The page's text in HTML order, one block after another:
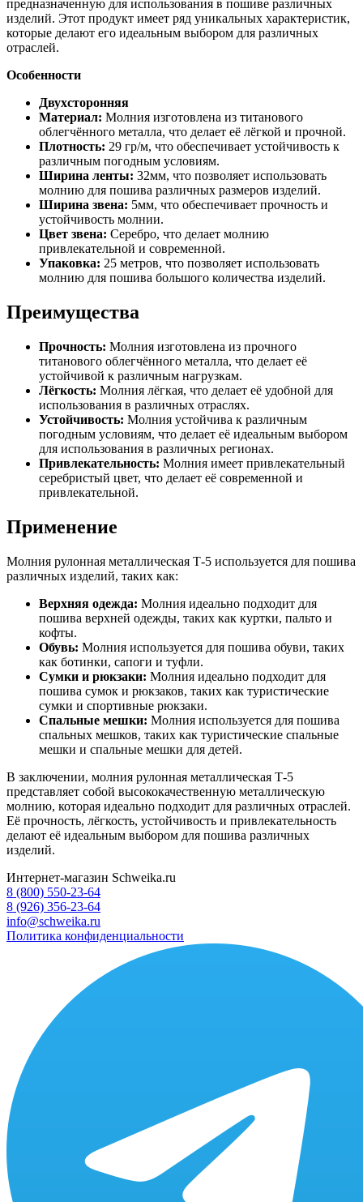
предназначенную для использования в пошиве различных
изделий. Этот продукт имеет ряд уникальных характеристик,
которые делают его идеальным выбором для различных
отраслей.
Особенности
Двухсторонняя
Материал: Молния изготовлена из титанового
облегчённого металла, что делает её лёгкой и прочной.
Плотность: 29 гр/м, что обеспечивает устойчивость к
различным погодным условиям.
Ширина ленты: 32мм, что позволяет использовать
молнию для пошива различных размеров изделий.
Ширина звена: 5мм, что обеспечивает прочность и
устойчивость молнии.
Цвет звена: Серебро, что делает молнию
привлекательной и современной.
Упаковка: 25 метров, что позволяет использовать
молнию для пошива большого количества изделий.
Преимущества
Прочность: Молния изготовлена из прочного
титанового облегчённого металла, что делает её
устойчивой к различным нагрузкам.
Лёгкость: Молния лёгкая, что делает её удобной для
использования в различных отраслях.
Устойчивость: Молния устойчива к различным
погодным условиям, что делает её идеальным выбором
для использования в различных регионах.
Привлекательность: Молния имеет привлекательный
серебристый цвет, что делает её современной и
привлекательной.
Применение
Молния рулонная металлическая Т-5 используется для пошива
различных изделий, таких как:
Верхняя одежда: Молния идеально подходит для
пошива верхней одежды, таких как куртки, пальто и
кофты.
Обувь: Молния используется для пошива обуви, таких
как ботинки, сапоги и туфли.
Сумки и рюкзаки: Молния идеально подходит для
пошива сумок и рюкзаков, таких как туристические
сумки и спортивные рюкзаки.
Спальные мешки: Молния используется для пошива
спальных мешков, таких как туристические спальные
мешки и спальные мешки для детей.
В заключении, молния рулонная металлическая Т-5
представляет собой высококачественную металлическую
молнию, которая идеально подходит для различных отраслей.
Её прочность, лёгкость, устойчивость и привлекательность
делают её идеальным выбором для пошива различных
изделий.
Интернет-магазин Schweika.ru
8 (800) 550-23-64
8 (926) 356-23-64
info@schweika.ru
Политика конфиденциальности